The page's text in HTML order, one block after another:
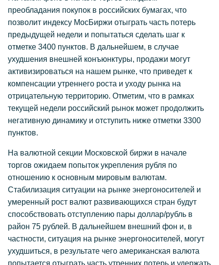
преобладания покупок в российских бумагах, что
позволит индексу МосБиржи отыграть часть потерь
предыдущей недели и попытаться сделать шаг к
отметке 3400 пунктов. В дальнейшем, в случае
ухудшения внешней конъюнктуры, продажи могут
активизироваться на нашем рынке, что приведет к
компенсации утреннего роста и уходу рынка на
отрицательную территорию. Отметим, что в рамках
текущей недели российский рынок может продолжить
негативную динамику и отступить ниже отметки 3300
пунктов.
На валютной секции Московской биржи в начале
торгов ожидаем попыток укрепления рубля по
отношению к основным мировым валютам.
Стабилизация ситуации на рынке энергоносителей и
умеренный рост валют развивающихся стран будут
способствовать отступлению пары доллар/рубль в
район 75 рублей. В дальнейшем внешний фон и, в
частности, ситуация на рынке энергоносителей, могут
ухудшиться, в результате чего американская валюта
попытается отыграть часть утренних потерь и удержать